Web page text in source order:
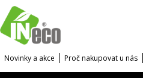
Novinky a akce Proč nakupovat u nás